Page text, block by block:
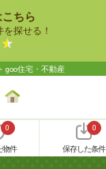
ちら
探せる！
goo住宅・不動産
0
物件
0
保存した条件